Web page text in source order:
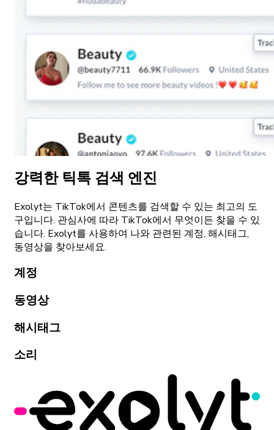
강력한 틱톡 검색 엔진
Exolyt는 TikTok에서 콘텐츠를 검색할 수 있는 최고의 도
구입니다. 관심사에 따라 TikTok에서 무엇이든 찾을 수 있
습니다. Exolyt를 사용하여 나와 관련된 계정, 해시태그,
동영상을 찾아보세요.
계정
동영상
해시태그
소리